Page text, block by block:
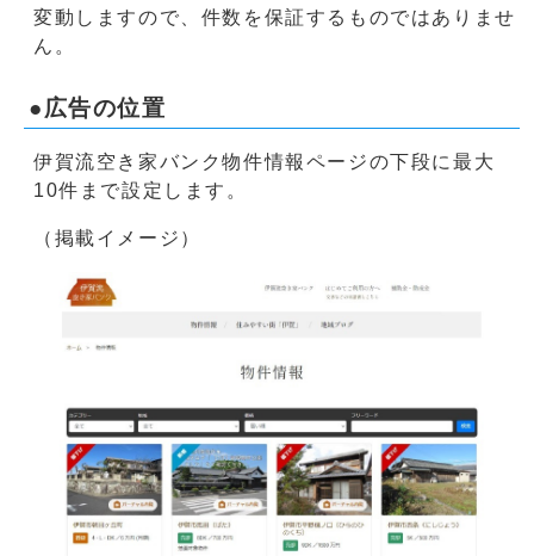
変動しますので、件数を保証するものではありませ
ん。
●広告の位置
伊賀流空き家バンク物件情報ページの下段に最大
10件まで設定します。
（掲載イメージ）